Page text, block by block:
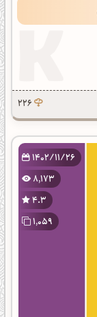
226
1402/11/26
8,173
4.3
1,059